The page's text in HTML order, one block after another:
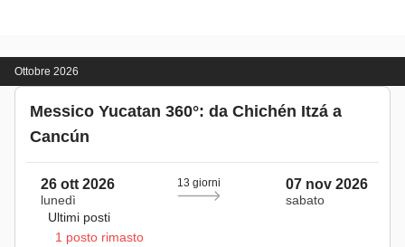
Ottobre 2026
Messico Yucatan 360°: da Chichén Itzá a
Cancún
26 ott 2026
lunedì
13 giorni 07 nov 2026
sabato
Ultimi posti
1 posto rimasto